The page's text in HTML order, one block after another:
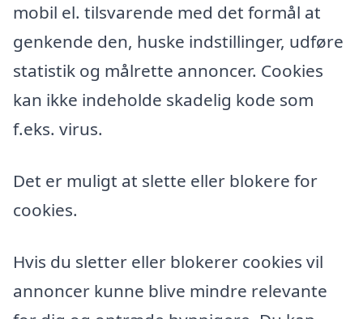
mobil el. tilsvarende med det formål at
genkende den, huske indstillinger, udføre
statistik og målrette annoncer. Cookies
kan ikke indeholde skadelig kode som
f.eks. virus.
Det er muligt at slette eller blokere for
cookies.
Hvis du sletter eller blokerer cookies vil
annoncer kunne blive mindre relevante